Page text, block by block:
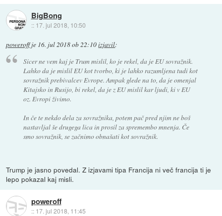
BigBong
:: 17. jul 2018, 10:50
poweroffje 16. jul 2018 ob 22:10izjavil:
Sicer ne vem kaj je Trum mislil, ko je rekel, da je EU sovražnik.
Lahko da je mislil EU kot tvorbo, ki je lahko razumljena tudi kot
sovražnik prebivalcev Evrope. Ampak glede na to, da je omenjal
Kitajsko in Rusijo, bi rekel, da je z EU mislil kar ljudi, ki v EU
oz. Evropi živimo.
In če te nekdo dela za sovražnika, potem pač pred njim ne boš
nastavljal še drugega lica in prosil za spremembo mnenja. Če
smo sovražnik, se začnimo obnašati kot sovražnik.
Trump je jasno povedal. Z izjavami tipa Francija ni več francija ti je
lepo pokazal kaj misli.
poweroff
:: 17. jul 2018, 11:45